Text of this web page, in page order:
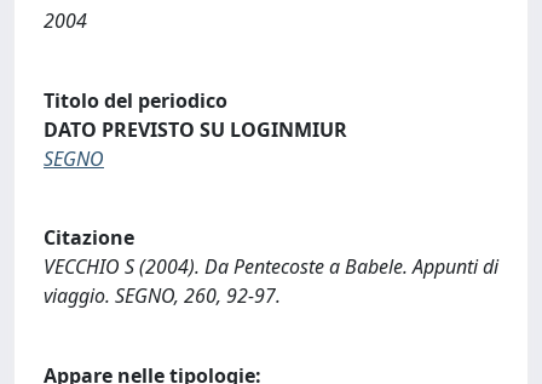
2004
Titolo del periodico
DATO PREVISTO SU LOGINMIUR
SEGNO
Citazione
VECCHIO S (2004). Da Pentecoste a Babele. Appunti di
viaggio. SEGNO, 260, 92-97.
Appare nelle tipologie: